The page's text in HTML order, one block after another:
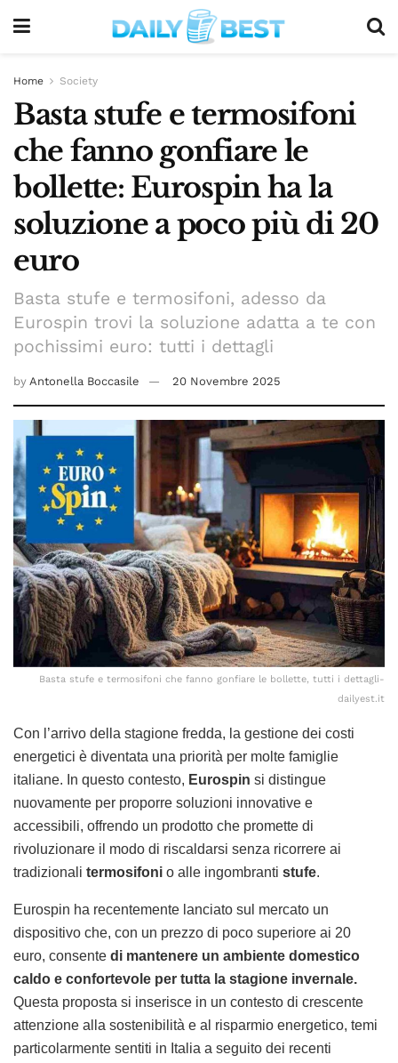
Home Society
Basta stufe e termosifoni
che fanno gonfiare le
bollette: Eurospin ha la
soluzione a poco più di 20
euro
Basta stufe e termosifoni, adesso da
Eurospin trovi la soluzione adatta a te con
pochissimi euro: tutti i dettagli
by Antonella Boccasile 20 Novembre 2025
Basta stufe e termosifoni che fanno gonfiare le bollette, tutti i dettagli-
dailyest.it
Con l’arrivo della stagione fredda, la gestione dei costi
energetici è diventata una priorità per molte famiglie
italiane. In questo contesto, Eurospin si distingue
nuovamente per proporre soluzioni innovative e
accessibili, offrendo un prodotto che promette di
rivoluzionare il modo di riscaldarsi senza ricorrere ai
tradizionali termosifoni o alle ingombranti stufe.
Eurospin ha recentemente lanciato sul mercato un
dispositivo che, con un prezzo di poco superiore ai 20
euro, consente di mantenere un ambiente domestico
caldo e confortevole per tutta la stagione invernale.
Questa proposta si inserisce in un contesto di crescente
attenzione alla sostenibilità e al risparmio energetico, temi
particolarmente sentiti in Italia a seguito dei recenti